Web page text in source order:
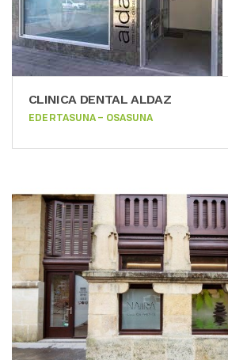
CLINICA DENTAL ALDAZ
EDERTASUNA – OSASUNA